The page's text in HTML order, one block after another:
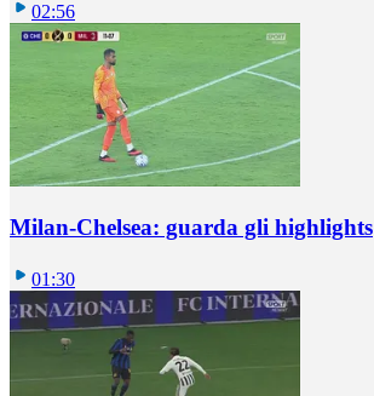
02:56
Milan-Chelsea: guarda gli highlights
01:30